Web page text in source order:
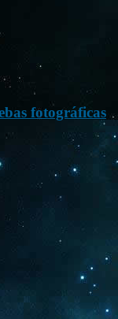
fotográficas